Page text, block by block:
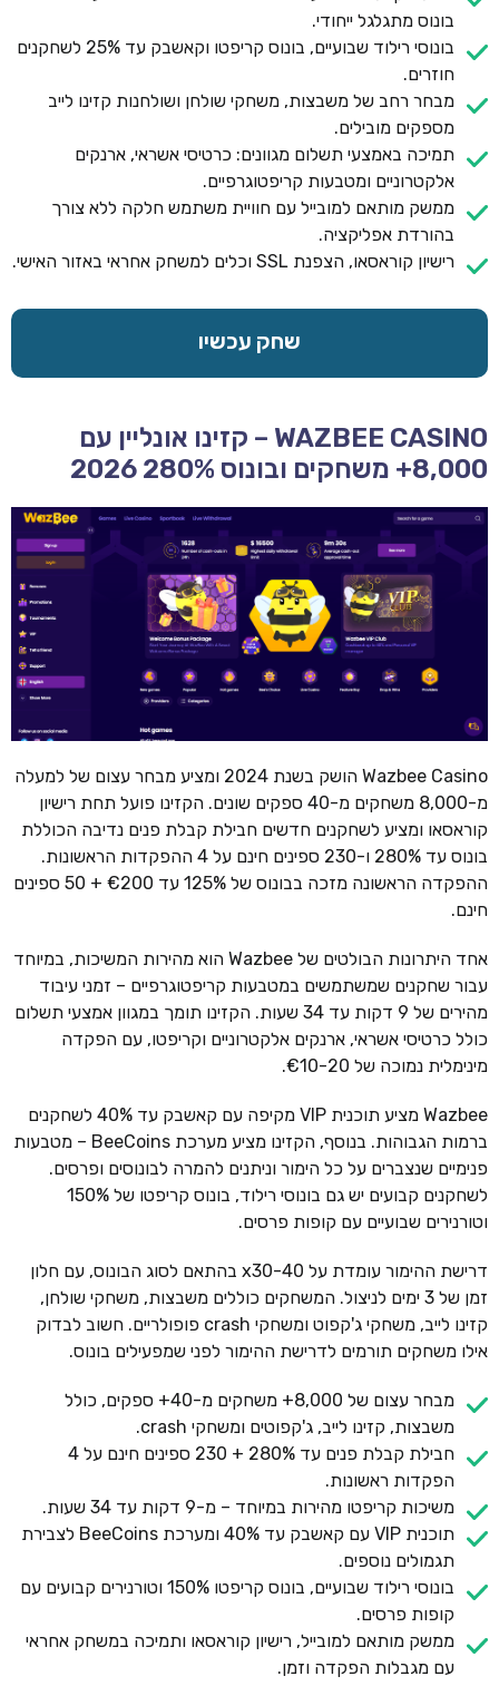
בונוס מתגלגל ייחודי.
בונוסי רילוד שבועיים, בונוס קריפטו וקאשבק עד 25% לשחקנים
חוזרים.
מבחר רחב של משבצות, משחקי שולחן ושולחנות קזינו לייב
מספקים מובילים.
תמיכה באמצעי תשלום מגוונים: כרטיסי אשראי, ארנקים
אלקטרוניים ומטבעות קריפטוגרפיים.
ממשק מותאם למובייל עם חוויית משתמש חלקה ללא צורך
בהורדת אפליקציה.
רישיון קוראסאו, הצפנת SSL וכלים למשחק אחראי באזור האישי.
שחק עכשיו
WAZBEE CASINO – קזינו אונליין עם
8,000+ משחקים ובונוס 280% 2026
Wazbee Casino הושק בשנת 2024 ומציע מבחר עצום של למעלה
מ-8,000 משחקים מ-40 ספקים שונים. הקזינו פועל תחת רישיון
קוראסאו ומציע לשחקנים חדשים חבילת קבלת פנים נדיבה הכוללת
בונוס עד 280% ו-230 ספינים חינם על 4 ההפקדות הראשונות.
ההפקדה הראשונה מזכה בבונוס של 125% עד €200 + 50 ספינים
חינם.
אחד היתרונות הבולטים של Wazbee הוא מהירות המשיכות, במיוחד
עבור שחקנים שמשתמשים במטבעות קריפטוגרפיים – זמני עיבוד
מהירים של 9 דקות עד 34 שעות. הקזינו תומך במגוון אמצעי תשלום
כולל כרטיסי אשראי, ארנקים אלקטרוניים וקריפטו, עם הפקדה
מינימלית נמוכה של €10-20.
Wazbee מציע תוכנית VIP מקיפה עם קאשבק עד 40% לשחקנים
ברמות הגבוהות. בנוסף, הקזינו מציע מערכת BeeCoins – מטבעות
פנימיים שנצברים על כל הימור וניתנים להמרה לבונוסים ופרסים.
לשחקנים קבועים יש גם בונוסי רילוד, בונוס קריפטו של 150%
וטורנירים שבועיים עם קופות פרסים.
דרישת ההימור עומדת על x30-40 בהתאם לסוג הבונוס, עם חלון
זמן של 3 ימים לניצול. המשחקים כוללים משבצות, משחקי שולחן,
קזינו לייב, משחקי ג'קפוט ומשחקי crash פופולריים. חשוב לבדוק
אילו משחקים תורמים לדרישת ההימור לפני שמפעילים בונוס.
מבחר עצום של 8,000+ משחקים מ-40+ ספקים, כולל
משבצות, קזינו לייב, ג'קפוטים ומשחקי crash.
חבילת קבלת פנים עד 280% + 230 ספינים חינם על 4
הפקדות ראשונות.
משיכות קריפטו מהירות במיוחד – מ-9 דקות עד 34 שעות.
תוכנית VIP עם קאשבק עד 40% ומערכת BeeCoins לצבירת
תגמולים נוספים.
בונוסי רילוד שבועיים, בונוס קריפטו 150% וטורנירים קבועים עם
קופות פרסים.
ממשק מותאם למובייל, רישיון קוראסאו ותמיכה במשחק אחראי
עם מגבלות הפקדה וזמן.